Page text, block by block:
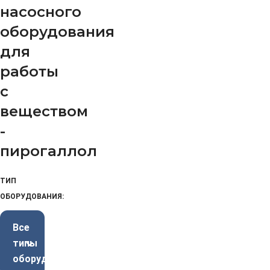
насосного
оборудования
для
работы
с
веществом
-
пирогаллол
ТИП
ОБОРУДОВАНИЯ:
Все
типы
оборудования